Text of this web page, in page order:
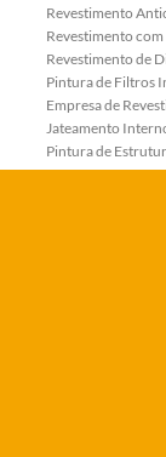
Revestimento
Revestimento
Revestimento de
Pintura de Filtros
Empresa de
Jateamento
Pintura de
Piso Epóxi
Revestimentos
Revestimentos
Revestimentos
Empresa
Jateamento
Jateamento com
Jateamento com